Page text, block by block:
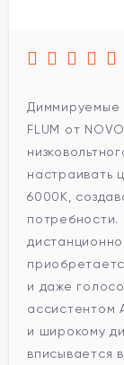
Диммируемые
FLUM от
настраивать
6000K,
потребности.
и даже
ассистентом
и широкому
вписывается